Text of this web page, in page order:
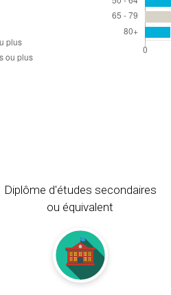
Diplôme d'études secondaires
ou équivalent